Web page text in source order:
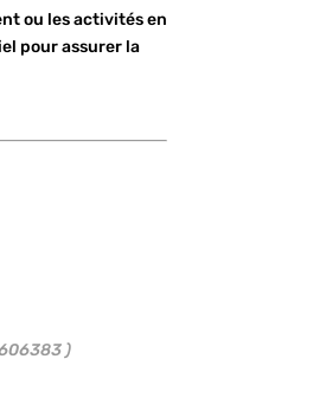
ou les activités en
pour assurer la
)